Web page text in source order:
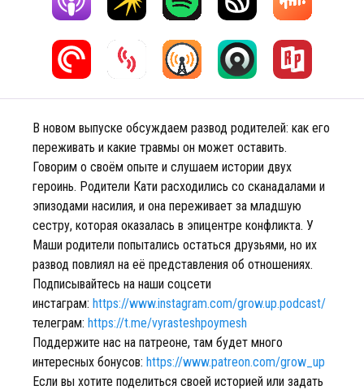
В новом выпуске обсуждаем развод родителей: как его
переживать и какие травмы он может оставить.
Говорим о своём опыте и слушаем истории двух
героинь. Родители Кати расходились со сканадалами и
эпизодами насилия, и она переживает за младшую
сестру, которая оказалась в эпицентре конфликта. У
Маши родители попытались остаться друзьями, но их
развод повлиял на её представления об отношениях.
Подписывайтесь на наши соцсети
инстаграм: https://www.instagram.com/grow.up.podcast/
телеграм: https://t.me/vyrasteshpoymesh
Поддержите нас на патреоне, там будет много
интересных бонусов: https://www.patreon.com/grow_up
Если вы хотите поделиться своей историей или задать